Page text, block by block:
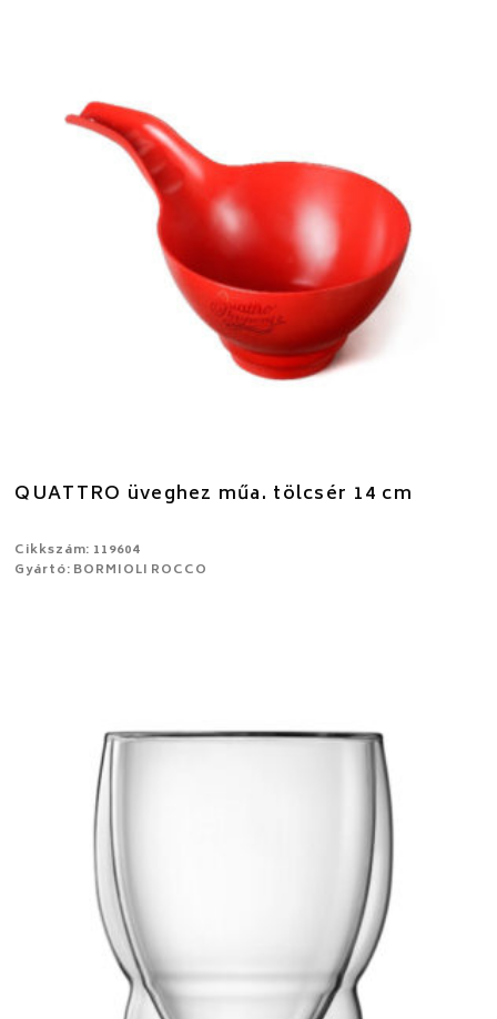
QUATTRO üveghez műa. tölcsér 14 cm
Cikkszám: 119604
Gyártó: BORMIOLI ROCCO